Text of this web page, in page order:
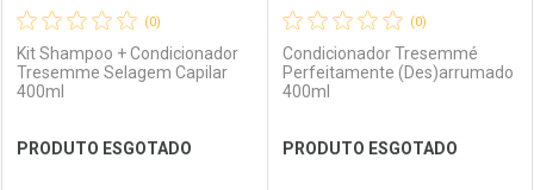
Ver Desconto Convênio Ver Desconto Convênio
(0)
Kit Shampoo + Condicionador
Tresemme Selagem Capilar
400ml
PRODUTO ESGOTADO
(0)
Condicionador Tresemmé
Perfeitamente (Des)arrumado
400ml
PRODUTO ESGOTADO